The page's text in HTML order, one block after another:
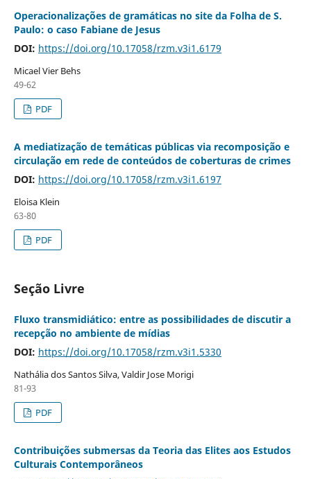
Operacionalizações de gramáticas no site da Folha de S.
Paulo: o caso Fabiane de Jesus
DOI: https://doi.org/10.17058/rzm.v3i1.6179
Micael Vier Behs
49-62
PDF
A mediatização de temáticas públicas via recomposição e
circulação em rede de conteúdos de coberturas de crimes
DOI: https://doi.org/10.17058/rzm.v3i1.6197
Eloisa Klein
63-80
PDF
Seção Livre
Fluxo transmidiático: entre as possibilidades de discutir a
recepção no ambiente de mídias
DOI: https://doi.org/10.17058/rzm.v3i1.5330
Nathália dos Santos Silva, Valdir Jose Morigi
81-93
PDF
Contribuições submersas da Teoria das Elites aos Estudos
Culturais Contemporâneos